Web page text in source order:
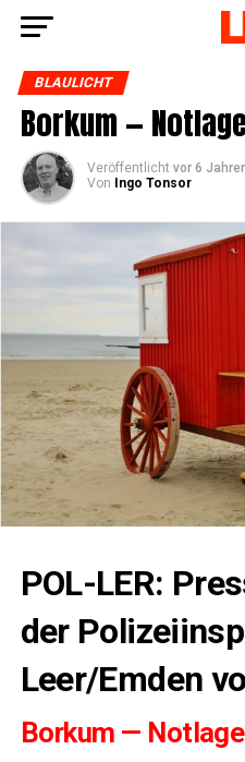
BLAULICHT
Bor­kum —
Veröffentlicht vor 6
Von
Ingo Tonsor
POL-LER:
der
Leer/Emden
Bor­kum —